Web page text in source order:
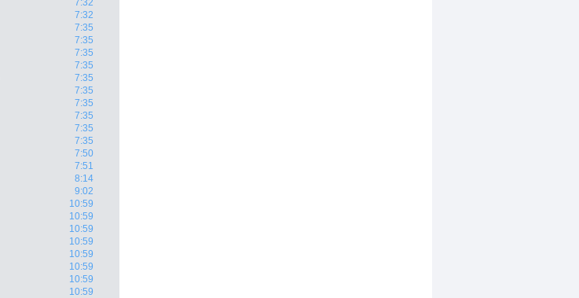
7:32
7:32
7:35
7:35
7:35
7:35
7:35
7:35
7:35
7:35
7:35
7:35
7:50
7:51
8:14
9:02
10:59
10:59
10:59
10:59
10:59
10:59
10:59
10:59